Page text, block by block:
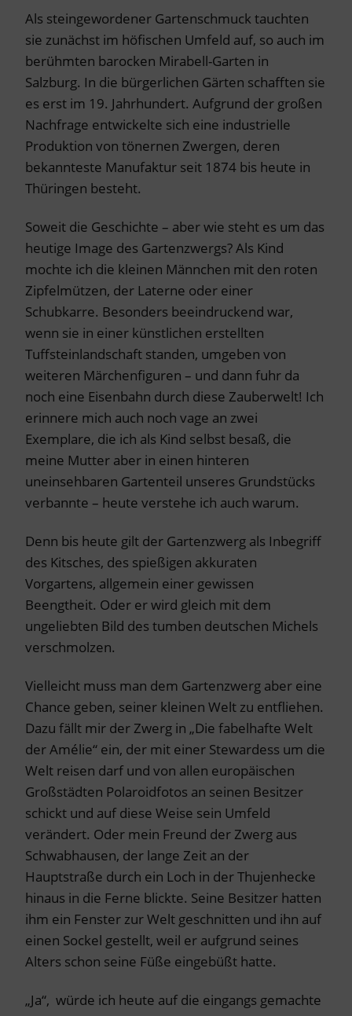
Als steingewordener Gartenschmuck tauchten
sie zunächst im höfischen Umfeld auf, so auch im
berühmten barocken Mirabell-Garten in
Salzburg. In die bürgerlichen Gärten schafften sie
es erst im 19. Jahrhundert. Aufgrund der großen
Nachfrage entwickelte sich eine industrielle
Produktion von tönernen Zwergen, deren
bekannteste Manufaktur seit 1874 bis heute in
Thüringen besteht.
Soweit die Geschichte – aber wie steht es um das
heutige Image des Gartenzwergs? Als Kind
mochte ich die kleinen Männchen mit den roten
Zipfelmützen, der Laterne oder einer
Schubkarre. Besonders beeindruckend war,
wenn sie in einer künstlichen erstellten
Tuffsteinlandschaft standen, umgeben von
weiteren Märchenfiguren – und dann fuhr da
noch eine Eisenbahn durch diese Zauberwelt! Ich
erinnere mich auch noch vage an zwei
Exemplare, die ich als Kind selbst besaß, die
meine Mutter aber in einen hinteren
uneinsehbaren Gartenteil unseres Grundstücks
verbannte – heute verstehe ich auch warum.
Denn bis heute gilt der Gartenzwerg als Inbegriff
des Kitsches, des spießigen akkuraten
Vorgartens, allgemein einer gewissen
Beengtheit. Oder er wird gleich mit dem
ungeliebten Bild des tumben deutschen Michels
verschmolzen.
Vielleicht muss man dem Gartenzwerg aber eine
Chance geben, seiner kleinen Welt zu entfliehen.
Dazu fällt mir der Zwerg in „Die fabelhafte Welt
der Amélie“ ein, der mit einer Stewardess um die
Welt reisen darf und von allen europäischen
Großstädten Polaroidfotos an seinen Besitzer
schickt und auf diese Weise sein Umfeld
verändert. Oder mein Freund der Zwerg aus
Schwabhausen, der lange Zeit an der
Hauptstraße durch ein Loch in der Thujenhecke
hinaus in die Ferne blickte. Seine Besitzer hatten
ihm ein Fenster zur Welt geschnitten und ihn auf
einen Sockel gestellt, weil er aufgrund seines
Alters schon seine Füße eingebüßt hatte.
„Ja“, würde ich heute auf die eingangs gemachte